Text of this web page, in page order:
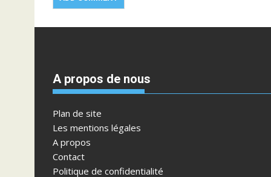
A propos de nous
Plan de site
Les mentions légales
A propos
Contact
Politique de confidentialité